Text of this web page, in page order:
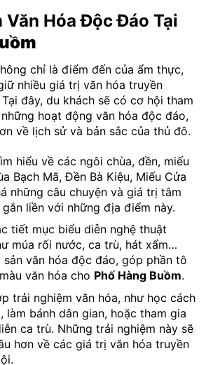
Văn Hóa Độc Đáo Tại
chỉ là điểm đến của ẩm thực,
nhiều giá trị văn hóa truyền
đây, du khách sẽ có cơ hội tham
hoạt động văn hóa độc đáo,
về lịch sử và bản sắc của thủ đô.
hiểu về các ngôi chùa, đền, miếu
Bạch Mã, Đền Bà Kiệu, Miếu Cửa
những câu chuyện và giá trị tâm
liền với những địa điểm này.
tiết mục biểu diễn nghệ thuật
múa rối nước, ca trù, hát xẩm…
văn hóa độc đáo, góp phần tô
văn hóa cho Phố Hàng Buồm.
trải nghiệm văn hóa, như học cách
làm bánh dân gian, hoặc tham gia
ca trù. Những trải nghiệm này sẽ
hơn về các giá trị văn hóa truyền